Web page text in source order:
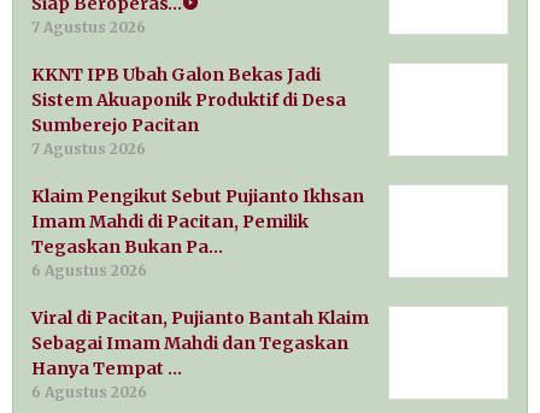
7 Agustus 2026
KKNT IPB Ubah Galon Bekas Jadi
Sistem Akuaponik Produktif di Desa
Sumberejo Pacitan
7 Agustus 2026
Klaim Pengikut Sebut Pujianto Ikhsan
Imam Mahdi di Pacitan, Pemilik
Tegaskan Bukan Pa…
6 Agustus 2026
Viral di Pacitan, Pujianto Bantah Klaim
Sebagai Imam Mahdi dan Tegaskan
Hanya Tempat …
6 Agustus 2026